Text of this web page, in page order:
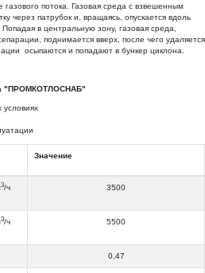
газового потока. Газовая среда с взвешенным
через патрубок и, вращаясь, опускается вдоль
в центральную зону, газовая среда,
поднимается вверх, после чего удаляется
осыпаются и попадают в бункер циклона.
"ПРОМКОТЛОСНАБ"
условиях
Значение
3/ч
3500
3/ч
5500
0,47